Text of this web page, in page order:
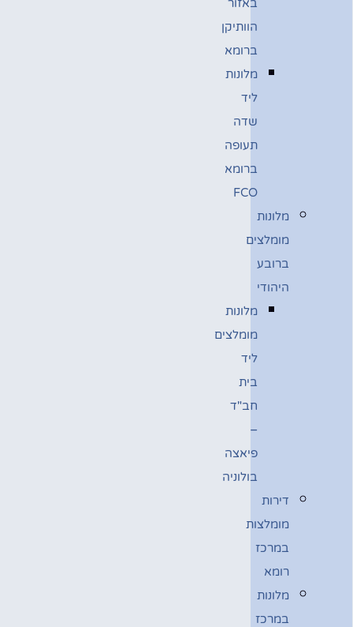
באזור
הוותיקן
ברומא
מלונות
ליד
שדה
תעופה
ברומא
FCO
מלונות
מומלצים
ברובע
היהודי
מלונות
מומלצים
ליד
בית
חב"ד
–
פיאצה
בולוניה
דירות
מומלצות
במרכז
רומא
מלונות
במרכז